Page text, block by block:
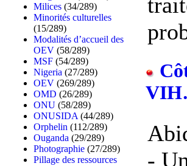
Milices (34/289)
Minorités culturelles
(15/289)
Modalités d’accueil des
OEV (58/289)
MSF (54/289)
Nigeria (27/289)
OEV (269/289)
OMD (26/289)
ONU (58/289)
ONUSIDA (44/289)
Orphelin (112/289)
Ouganda (29/289)
Photographie (27/289)
Pillage des ressources
-